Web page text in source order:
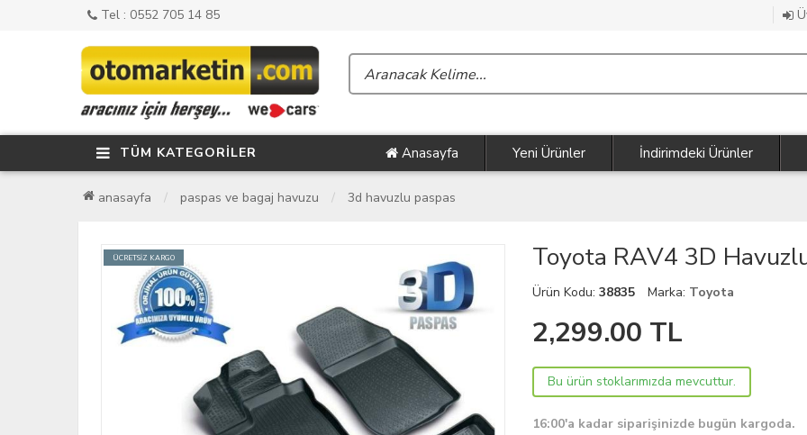
Tel : 0552 705 14 85
TÜM KATEGORİLER Anasayfa Yeni Ürünler İndirimdeki Ürünler
anasayfa paspas ve bagaj havuzu 3d havuzlu paspas
ÜCRETSİZ KARGO Toyota RAV4 3D
Ürün Kodu:38835 Marka: Toyota
2,299.00 TL
Bu ürün stoklarımızda mevcuttur.
16:00'a kadar siparişinizde bugün kargoda.